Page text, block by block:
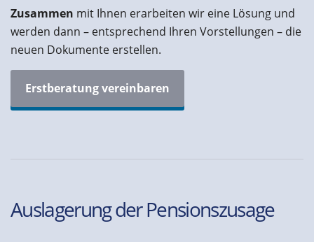
Zusammen mit Ihnen erarbeiten wir eine Lösung und
werden dann – entsprechend Ihren Vorstellungen – die
neuen Dokumente erstellen.
Erstberatung vereinbaren
Auslagerung der Pensionszusage